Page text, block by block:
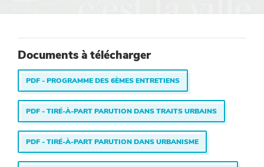
Documents à télécharger
PDF - PROGRAMME DES 6ÈMES ENTRETIENS
PDF - TIRÉ-À-PART PARUTION DANS TRAITS URBAINS
PDF - TIRÉ-À-PART PARUTION DANS URBANISME